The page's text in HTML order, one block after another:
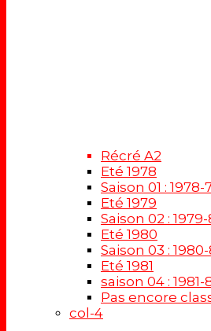
Récré A2
Eté 1978
Saison 01 : 1978-
Eté 1979
Saison 02 :
Eté 1980
Saison 03 : 1980-
Eté 1981
saison 04 :
Pas encore
col-4